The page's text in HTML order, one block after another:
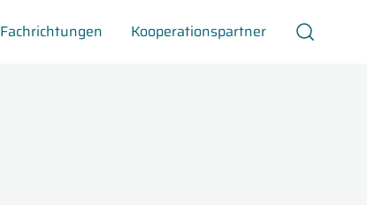
Fachrichtungen Kooperationspartner